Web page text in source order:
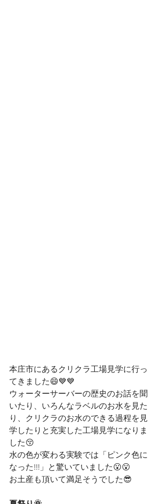
本庄市にあるクリクラ工場見学に行っ
てきました😄💙💙
ウォーターサーバーの歴史のお話を聞
いたり、いろんなラベルのお水を見た
り、クリクラのお水のできる過程を見
学したりと充実した工場見学になりま
した😚
水の色が変わる実験では「ピンク色に
なった!!!」と驚いていました😮😮
お土産も頂いて満足そうでした😎